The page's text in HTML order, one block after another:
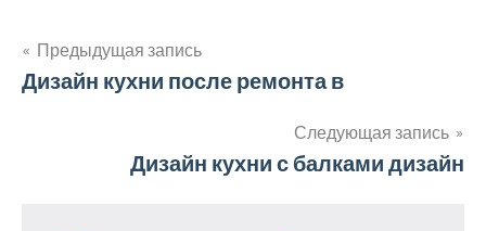
Навигация
записям
Предыдущая запись
Дизайн кухни после ремонта в
Следующая запись
Дизайн кухни с балками дизайн